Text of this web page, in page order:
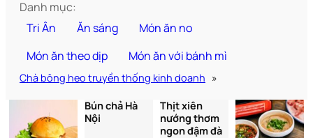
Danh mục:
Tri Ân
Ăn sáng
Món ăn no
Món ăn theo dịp
Món ăn với bánh mì
Chà bông heo truyền thống kinh doanh »
Bún chả Hà
Nội
Thịt xiên
nướng thơm
ngon đậm đà